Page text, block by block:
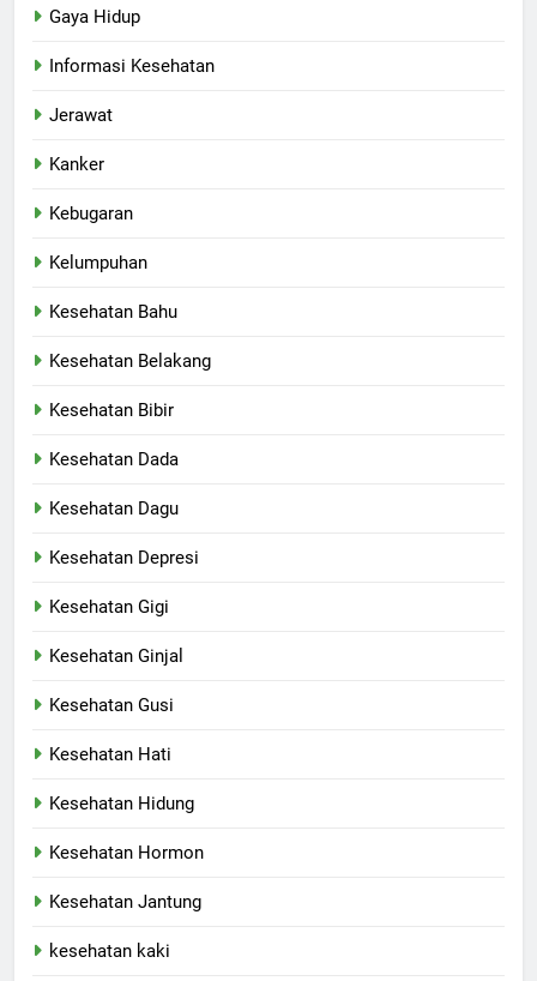
Gaya Hidup
Informasi Kesehatan
Jerawat
Kanker
Kebugaran
Kelumpuhan
Kesehatan Bahu
Kesehatan Belakang
Kesehatan Bibir
Kesehatan Dada
Kesehatan Dagu
Kesehatan Depresi
Kesehatan Gigi
Kesehatan Ginjal
Kesehatan Gusi
Kesehatan Hati
Kesehatan Hidung
Kesehatan Hormon
Kesehatan Jantung
kesehatan kaki